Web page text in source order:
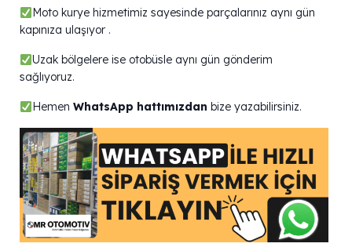
Moto kurye hizmetimiz sayesinde parçalarınız aynı gün
kapınıza ulaşıyor .
Uzak bölgelere ise otobüsle aynı gün gönderim
sağlıyoruz.
Hemen WhatsApp hattımızdan bize yazabilirsiniz.